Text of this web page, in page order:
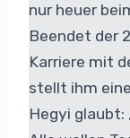
nur heuer
Beendet der
Karriere mit
stellt ihm
Hegyi glaubt: